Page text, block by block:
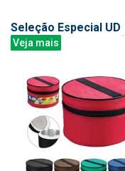
Seleção Especial UD
Veja mais